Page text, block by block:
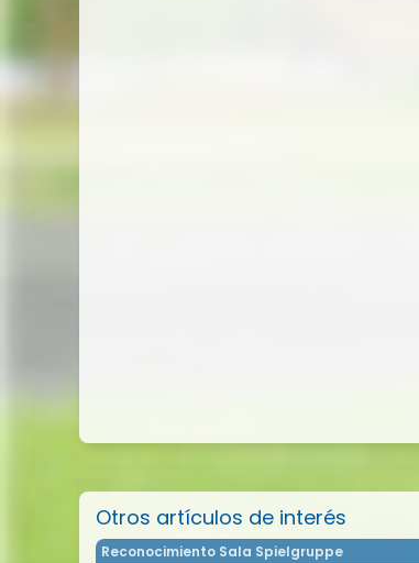
Otros artículos de interés
Reconocimiento Sala Spielgruppe